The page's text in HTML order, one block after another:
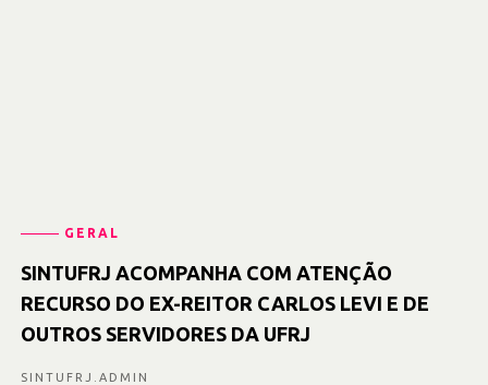
GERAL
SINTUFRJ ACOMPANHA COM ATENÇÃO
RECURSO DO EX-REITOR CARLOS LEVI E DE
OUTROS SERVIDORES DA UFRJ
SINTUFRJ.ADMIN